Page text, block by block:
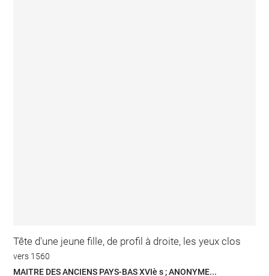
Tête d'une jeune fille, de profil à droite, les yeux clos
vers 1560
MAITRE DES ANCIENS PAYS-BAS XVIè s ; ANONYME...